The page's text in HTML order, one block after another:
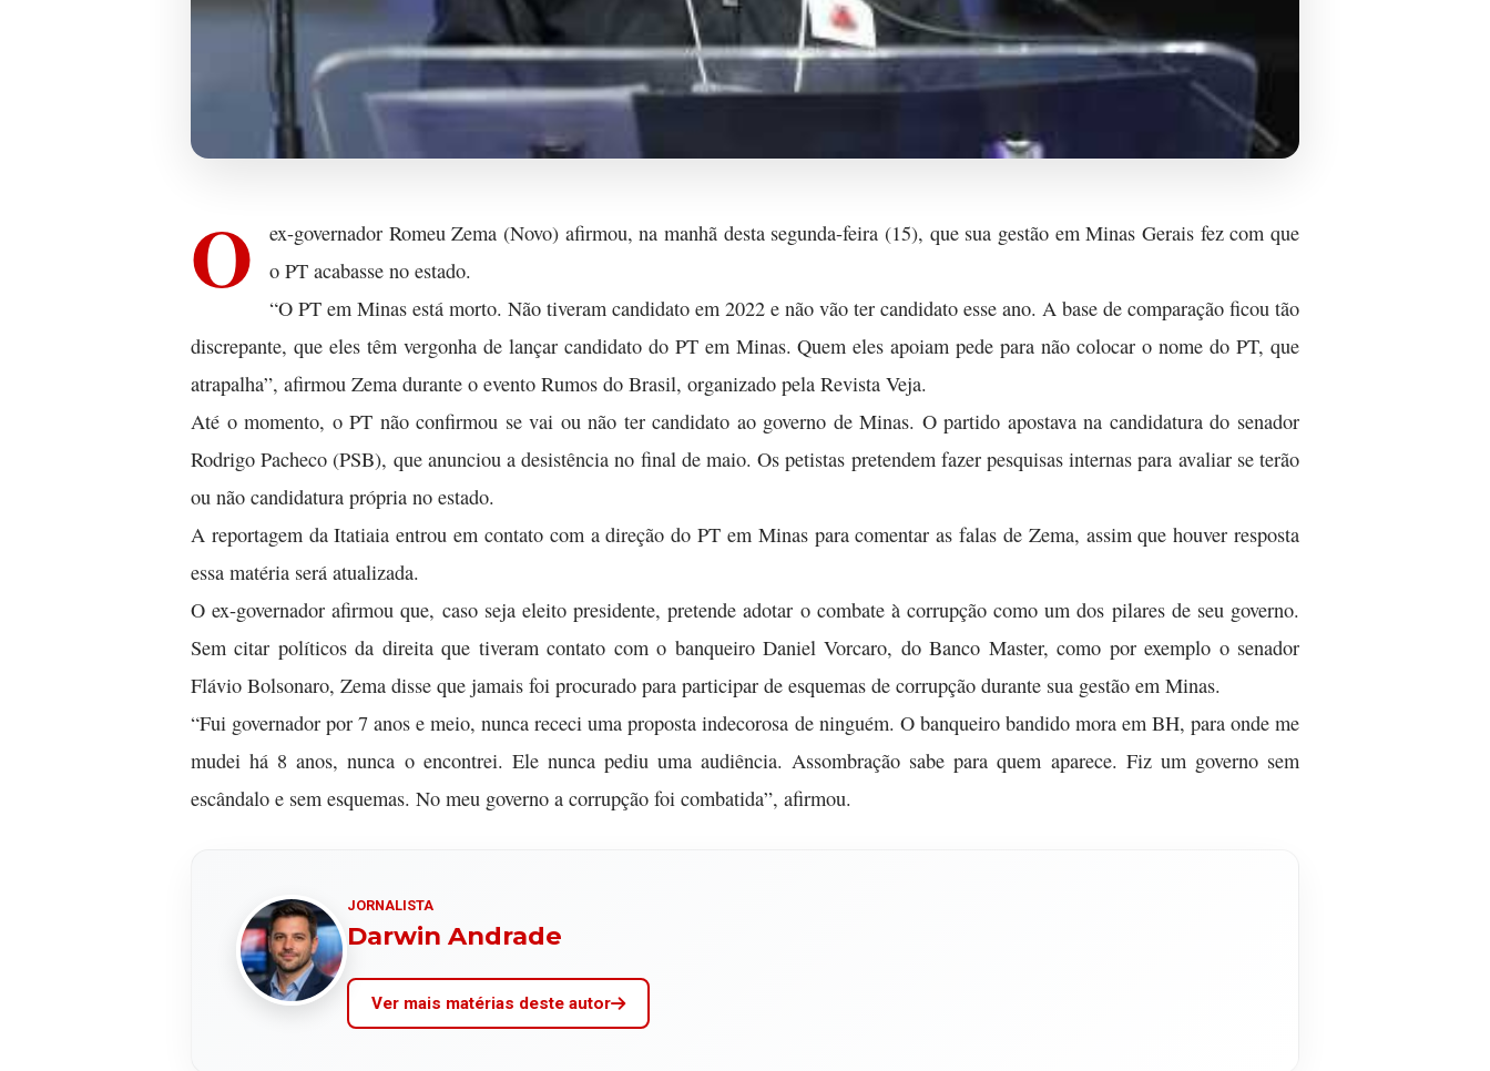
O
ex-governador Romeu Zema (Novo) afirmou, na manhã desta segunda-feira (15), que sua gestão em Minas Gerais fez com que
o PT acabasse no estado.
“O PT em Minas está morto. Não tiveram candidato em 2022 e não vão ter candidato esse ano. A base de comparação ficou tão
discrepante, que eles têm vergonha de lançar candidato do PT em Minas. Quem eles apoiam pede para não colocar o nome do PT, que
atrapalha”, afirmou Zema durante o evento Rumos do Brasil, organizado pela Revista Veja.
Até o momento, o PT não confirmou se vai ou não ter candidato ao governo de Minas. O partido apostava na candidatura do senador
Rodrigo Pacheco (PSB), que anunciou a desistência no final de maio. Os petistas pretendem fazer pesquisas internas para avaliar se terão
ou não candidatura própria no estado.
A reportagem da Itatiaia entrou em contato com a direção do PT em Minas para comentar as falas de Zema, assim que houver resposta
essa matéria será atualizada.
O ex-governador afirmou que, caso seja eleito presidente, pretende adotar o combate à corrupção como um dos pilares de seu governo.
Sem citar políticos da direita que tiveram contato com o banqueiro Daniel Vorcaro, do Banco Master, como por exemplo o senador
Flávio Bolsonaro, Zema disse que jamais foi procurado para participar de esquemas de corrupção durante sua gestão em Minas.
“Fui governador por 7 anos e meio, nunca receci uma proposta indecorosa de ninguém. O banqueiro bandido mora em BH, para onde me
mudei há 8 anos, nunca o encontrei. Ele nunca pediu uma audiência. Assombração sabe para quem aparece. Fiz um governo sem
escândalo e sem esquemas. No meu governo a corrupção foi combatida”, afirmou.
JORNALISTA
Darwin Andrade
Ver mais matérias deste autor